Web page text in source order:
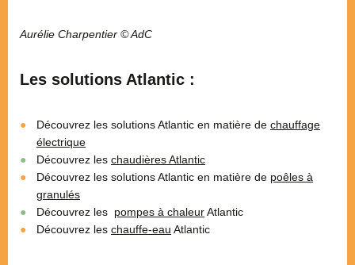
Aurélie Charpentier © AdC
Les solutions Atlantic :
Découvrez les solutions Atlantic en matière de chauffage
électrique
Découvrez les chaudières Atlantic
Découvrez les solutions Atlantic en matière de poêles à
granulés
Découvrez les pompes à chaleurAtlantic
Découvrez les chauffe-eau Atlantic